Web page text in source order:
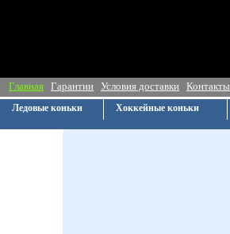
Главная Гарантии Условия доставки Контакты
Ледовые коньки Хоккейные коньки